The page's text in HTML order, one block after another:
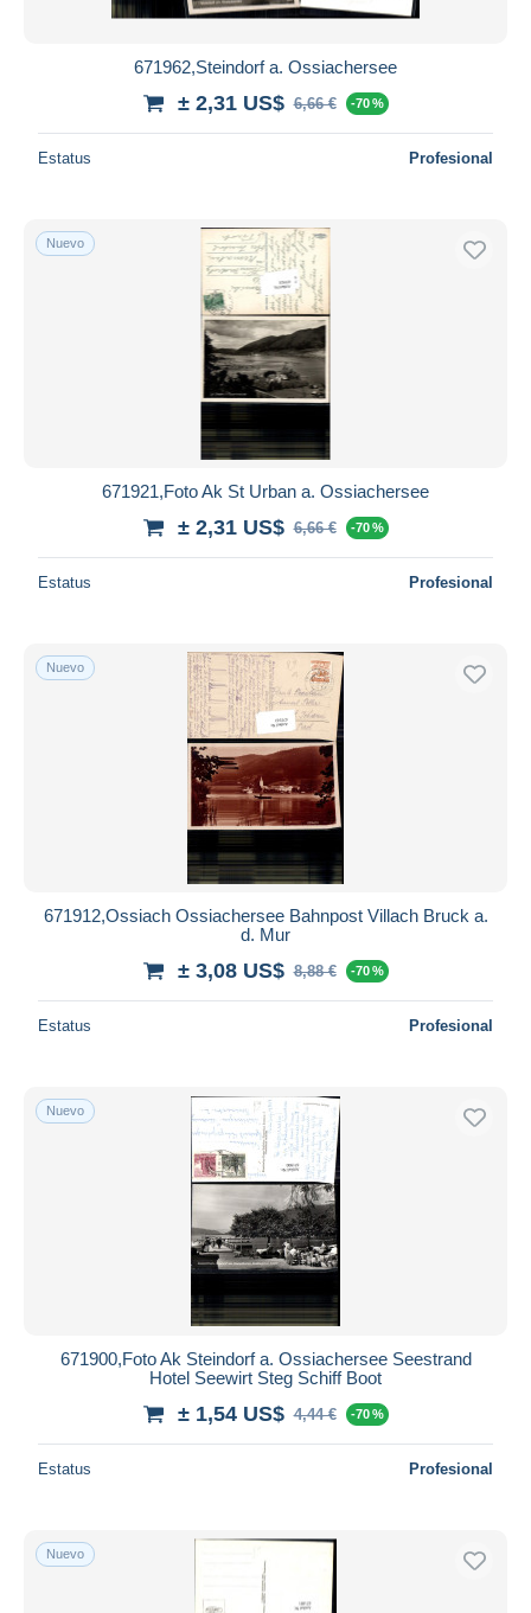
671962,Steindorf a. Ossiachersee
± 2,31 US$ 6,66 € -70 %
Estatus Profesional
Nuevo
671921,Foto Ak St Urban a. Ossiachersee
± 2,31 US$ 6,66 € -70 %
Estatus Profesional
Nuevo
671912,Ossiach Ossiachersee Bahnpost Villach Bruck a.
d. Mur
± 3,08 US$ 8,88 € -70 %
Estatus Profesional
Nuevo
671900,Foto Ak Steindorf a. Ossiachersee Seestrand
Hotel Seewirt Steg Schiff Boot
± 1,54 US$ 4,44 € -70 %
Estatus Profesional
Nuevo